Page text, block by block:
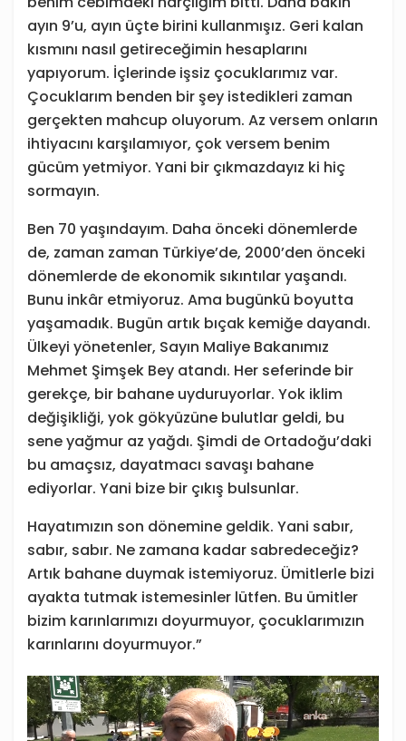
ayın 9’u, ayın üçte birini kullanmışız. Geri kalan
kısmını nasıl getireceğimin hesaplarını
yapıyorum. İçlerinde işsiz çocuklarımız var.
Çocuklarım benden bir şey istedikleri zaman
gerçekten mahcup oluyorum. Az versem onların
ihtiyacını karşılamıyor, çok versem benim
gücüm yetmiyor. Yani bir çıkmazdayız ki hiç
sormayın.
Ben 70 yaşındayım. Daha önceki dönemlerde
de, zaman zaman Türkiye’de, 2000’den önceki
dönemlerde de ekonomik sıkıntılar yaşandı.
Bunu inkâr etmiyoruz. Ama bugünkü boyutta
yaşamadık. Bugün artık bıçak kemiğe dayandı.
Ülkeyi yönetenler, Sayın Maliye Bakanımız
Mehmet Şimşek Bey atandı. Her seferinde bir
gerekçe, bir bahane uyduruyorlar. Yok iklim
değişikliği, yok gökyüzüne bulutlar geldi, bu
sene yağmur az yağdı. Şimdi de Ortadoğu’daki
bu amaçsız, dayatmacı savaşı bahane
ediyorlar. Yani bize bir çıkış bulsunlar.
Hayatımızın son dönemine geldik. Yani sabır,
sabır, sabır. Ne zamana kadar sabredeceğiz?
Artık bahane duymak istemiyoruz. Ümitlerle bizi
ayakta tutmak istemesinler lütfen. Bu ümitler
bizim karınlarımızı doyurmuyor, çocuklarımızın
karınlarını doyurmuyor.”